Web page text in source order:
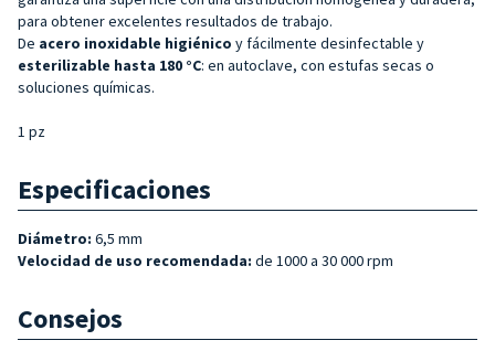
para obtener excelentes resultados de trabajo.
De acero inoxidable higiénico y fácilmente desinfectable y
esterilizable hasta 180 °C: en autoclave, con estufas secas o
soluciones químicas.
1 pz
Especificaciones
Diámetro: 6,5 mm
Velocidad de uso recomendada: de 1000 a 30 000 rpm
Consejos